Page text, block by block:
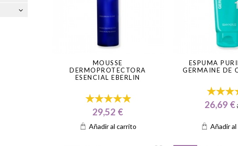
MOUSSE
DERMOPROTECTORA
ESENCIAL EBERLIN
29,52 €
Añadir al carrito
ESPUMA
GERMAINE DE
26,69 €
Añadir